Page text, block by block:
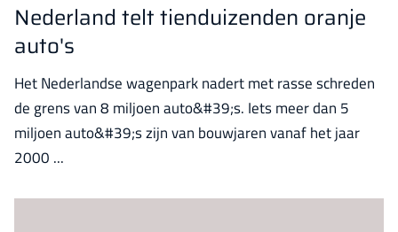
Nederland telt tienduizenden oranje
auto's
Het Nederlandse wagenpark nadert met rasse schreden
de grens van 8 miljoen auto&#39;s. Iets meer dan 5
miljoen auto&#39;s zijn van bouwjaren vanaf het jaar
2000 ...